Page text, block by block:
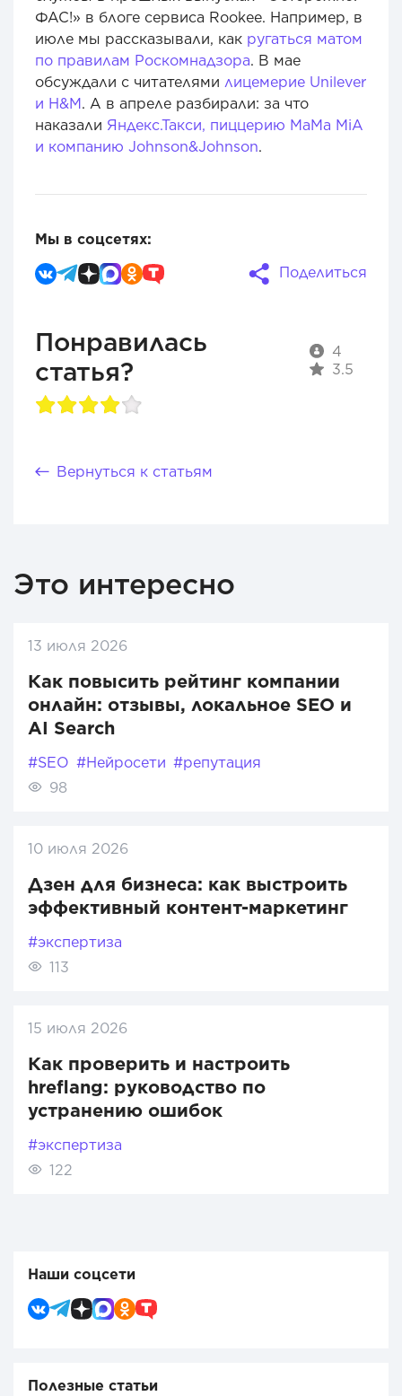
ФАС!» в блоге сервиса Rookee. Например, в
июле мы рассказывали, как ругаться матом
по правилам Роскомнадзора. В мае
обсуждали с читателями лицемерие Unilever
и H&M. А в апреле разбирали: за что
наказали Яндекс.Такси, пиццерию MaMa MiA
и компанию Johnson&Johnson.
Мы в соцсетях:
Поделиться
Понравилась
статья?
4
3.5
Вернуться к статьям
Это интересно
13 июля 2026
Как повысить рейтинг компании
онлайн: отзывы, локальное SEO и
AI Search
#SEO #Нейросети #репутация
98
10 июля 2026
Дзен для бизнеса: как выстроить
эффективный контент-маркетинг
#экспертиза
113
15 июля 2026
Как проверить и настроить
hreflang: руководство по
устранению ошибок
#экспертиза
122
Наши соцсети
Полезные статьи